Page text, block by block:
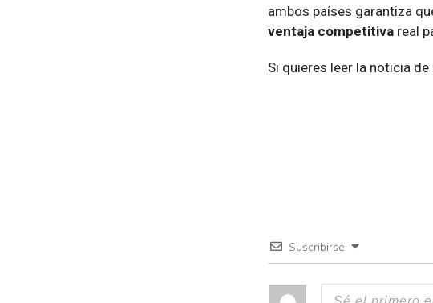
ambos países garantiza
ventaja competitiva real
Si quieres leer la noticia
Suscribirse